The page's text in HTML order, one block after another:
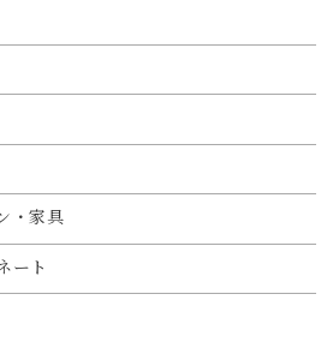
・家具
ート